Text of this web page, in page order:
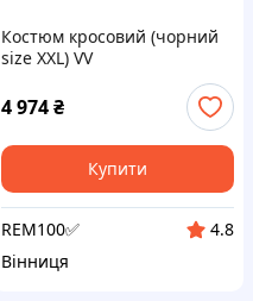
Костюм кросовий (чорний
size XXL) VV
4 974₴
Купити
REM100✅
4.8
Вінниця